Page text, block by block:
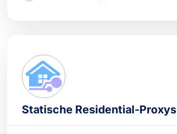
Statische Residential-Proxys